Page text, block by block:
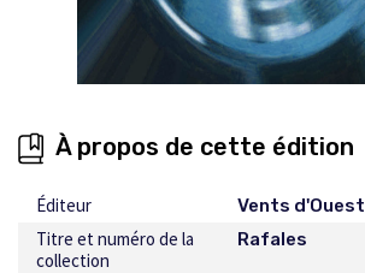
À propos de cette édition
Éditeur Vents d'Ouest
Titre et numéro de la
collection
Rafales